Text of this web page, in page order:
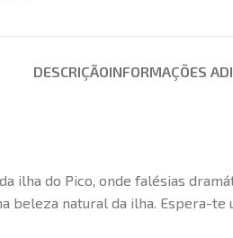
DESCRIÇÃOINFORMAÇÕES
ilha do Pico, onde falésias
beleza natural da ilha. Espera-